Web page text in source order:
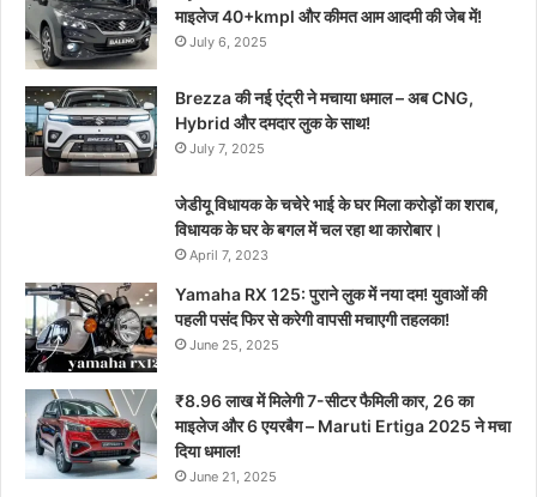
माइलेज 40+kmpl और कीमत आम आदमी की जेब में!
July 6, 2025
Brezza की नई एंट्री ने मचाया धमाल – अब CNG,
Hybrid और दमदार लुक के साथ!
July 7, 2025
जेडीयू विधायक के चचेरे भाई के घर मिला करोड़ों का शराब,
विधायक के घर के बगल में चल रहा था कारोबार।
April 7, 2023
Yamaha RX 125: पुराने लुक में नया दम! युवाओं की
पहली पसंद फिर से करेगी वापसी मचाएगी तहलका!
June 25, 2025
₹8.96 लाख में मिलेगी 7-सीटर फैमिली कार, 26 का
माइलेज और 6 एयरबैग – Maruti Ertiga 2025 ने मचा
दिया धमाल!
June 21, 2025